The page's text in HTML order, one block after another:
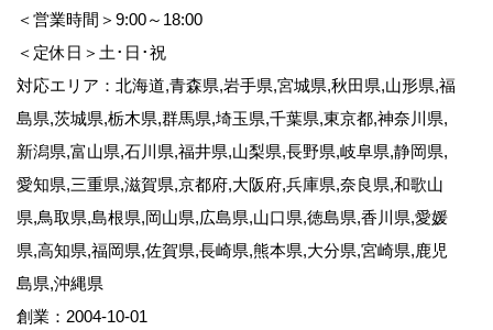
＜営業時間＞9:00～18:00
＜定休日＞土･日･祝
対応エリア：北海道,青森県,岩手県,宮城県,秋田県,山形県,福
島県,茨城県,栃木県,群馬県,埼玉県,千葉県,東京都,神奈川県,
新潟県,富山県,石川県,福井県,山梨県,長野県,岐阜県,静岡県,
愛知県,三重県,滋賀県,京都府,大阪府,兵庫県,奈良県,和歌山
県,鳥取県,島根県,岡山県,広島県,山口県,徳島県,香川県,愛媛
県,高知県,福岡県,佐賀県,長崎県,熊本県,大分県,宮崎県,鹿児
島県,沖縄県
創業：2004-10-01